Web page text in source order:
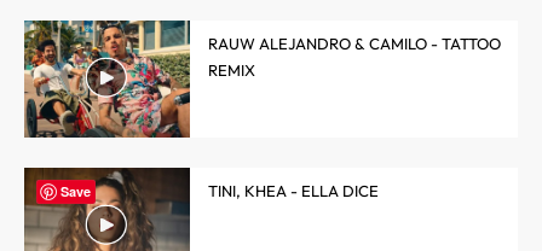
RAUW ALEJANDRO & CAMILO - TATTOO
REMIX
TINI, KHEA - ELLA DICE
Save